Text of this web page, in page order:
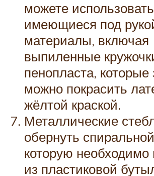
можете
имеющиеся под
материалы, включая
выпиленные
пенопласта, которые
можно покрасить
жёлтой краской.
Металлические
обернуть
которую необходимо
из пластиковой